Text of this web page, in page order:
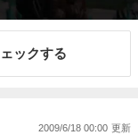
ックする
2009/6/18 00:00